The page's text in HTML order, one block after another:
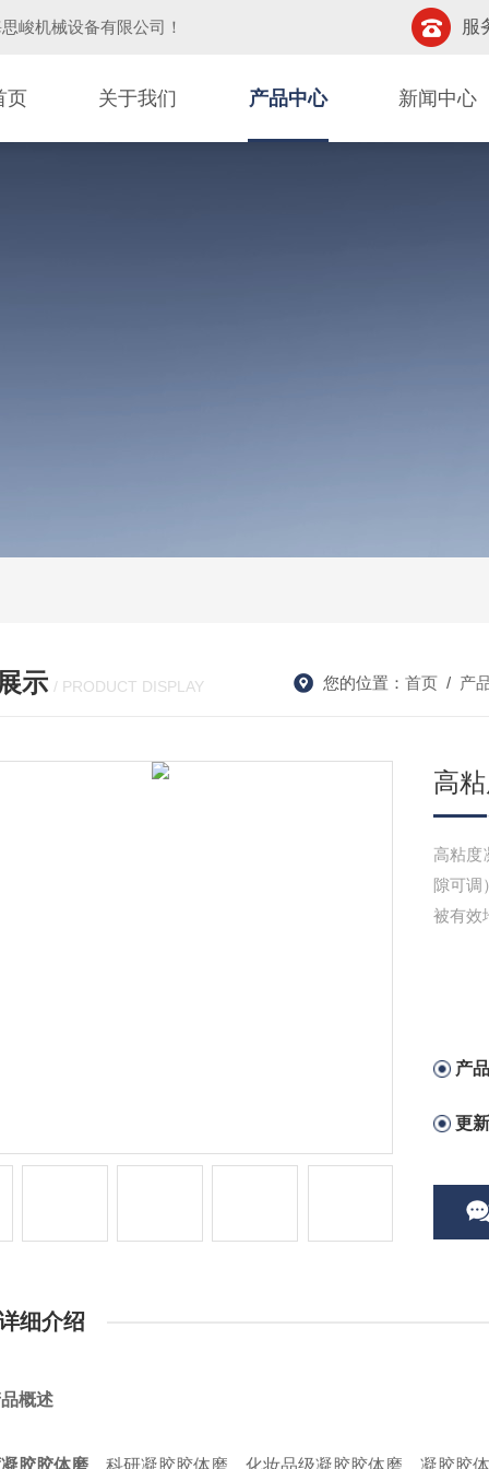
峻机械设备有限公司 ！ 服
页 关于我们 产品中心 新闻中心
示 / PRODUCT DISPLAY 您的位置： 首页 / 产
高
高粘度
隙可调
被有效
产
更
细介绍
概述
胶胶体磨 ，科研凝胶胶体磨，化妆品级凝胶胶体磨，凝胶胶